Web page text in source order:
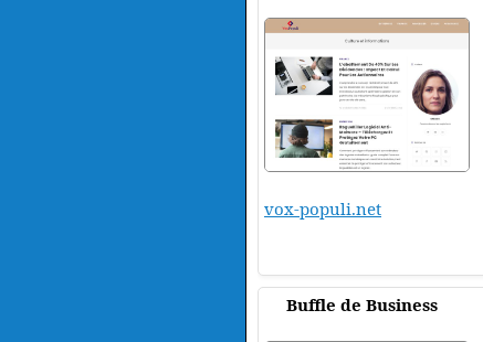
vox-populi.net
Buffle de Business